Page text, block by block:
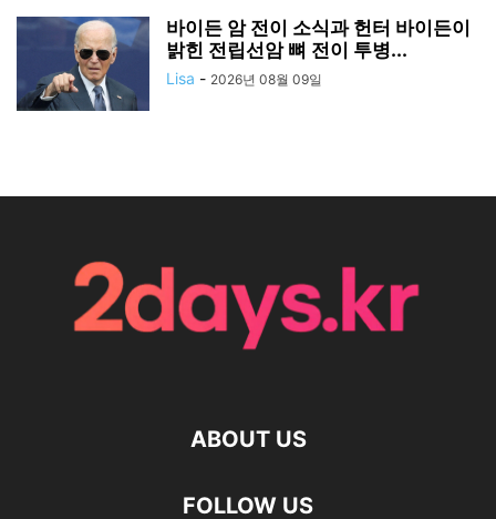
바이든 암 전이 소식과 헌터 바이든이
밝힌 전립선암 뼈 전이 투병...
Lisa - 2026년 08월 09일
ABOUT US
FOLLOW US